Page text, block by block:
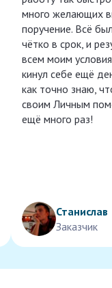
много желающих
поручение. Всё
чётко в срок, и
всем моим
кинул себе ещё
как точно знаю,
своим Личным
ещё много раз!
Станислав
Заказчик